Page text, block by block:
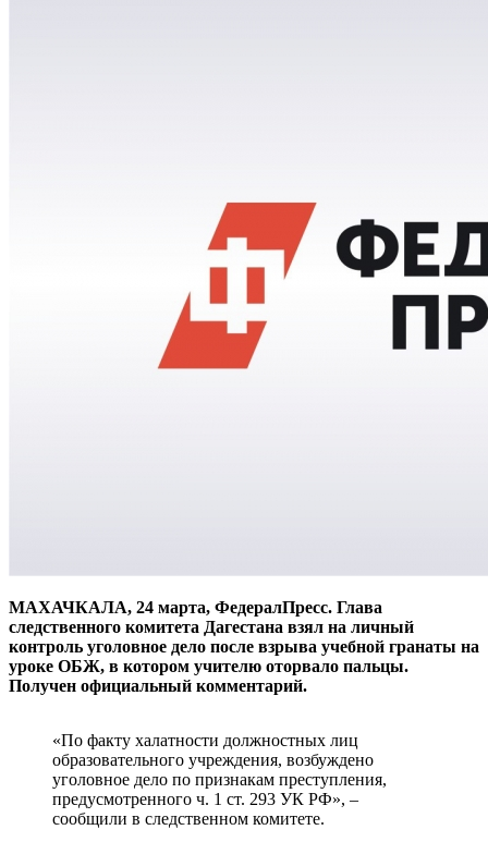
МАХАЧКАЛА, 24 марта, ФедералПресс. Глава
следственного комитета Дагестана взял на личный
контроль уголовное дело после взрыва учебной гранаты на
уроке ОБЖ, в котором учителю оторвало пальцы.
Получен официальный комментарий.
«По факту халатности должностных лиц
образовательного учреждения, возбуждено
уголовное дело по признакам преступления,
предусмотренного ч. 1 ст. 293 УК РФ», –
сообщили в следственном комитете.